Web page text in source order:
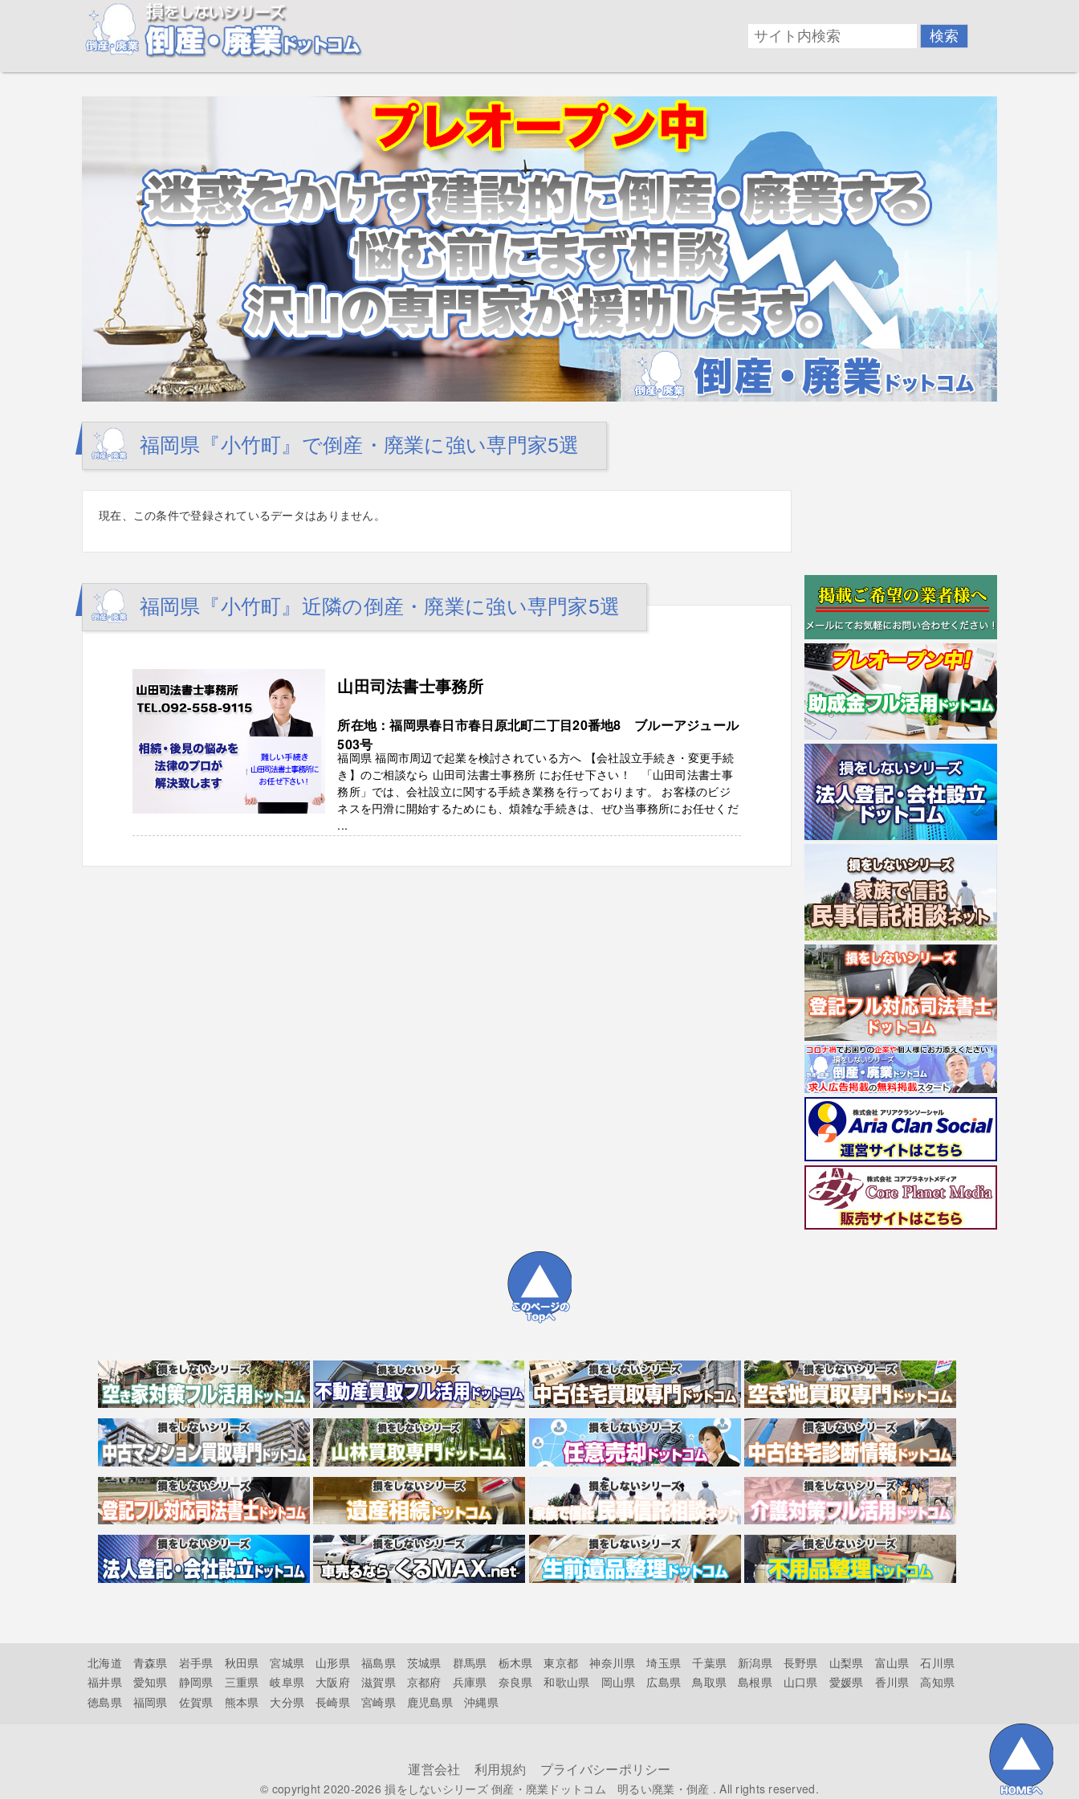
福岡県『小竹町』で倒産・廃業に強い専門家5選
現在、この条件で登録されているデータはありません。
福岡県『小竹町』近隣の倒産・廃業に強い専門家5選
山田司法書士事務所
所在地：福岡県春日市春日原北町二丁目20番地8 ブルーアジュール
503号
福岡県 福岡市周辺で起業を検討されている方へ 【会社設立手続き・変更手続
き】のご相談なら 山田司法書士事務所 にお任せ下さい！ 「山田司法書士事
務所」では、会社設立に関する手続き業務を行っております。 お客様のビジ
ネスを円滑に開始するためにも、煩雑な手続きは、ぜひ当事務所にお任せくだ
...
北海道 青森県 岩手県 秋田県 宮城県 山形県 福島県 茨城県 群馬県 栃木県 東京都 神奈川県 埼玉県 千葉県 新潟県 長野県 山梨県 富山県
石川県
福井県
愛知県 静岡県 三重県 岐阜県 大阪府 滋賀県 京都府 兵庫県 奈良県 和歌山県 岡山県 広島県 鳥取県 島根県 山口県 愛媛県 香川県
高知県
徳島県
福岡県 佐賀県 熊本県 大分県 長崎県 宮崎県 鹿児島県 沖縄県
運営会社 利用規約 プライバシーポリシー
© copyright 2020-2026損をしないシリーズ 倒産・廃業ドットコム 明るい廃業・倒産 . All rights reserved.